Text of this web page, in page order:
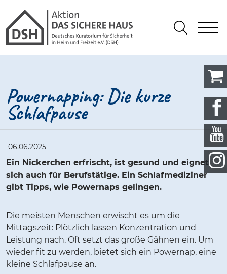
Gathmann Michaelis und
Suchen
Powernapping: Die kurze
Schlafpause
06.06.2025
Ein Nickerchen erfrischt, ist gesund und eignet
sich auch für Berufstätige. Ein Schlafmediziner
gibt Tipps, wie Powernaps gelingen.
Die meisten Menschen erwischt es um die
Mittagszeit: Plötzlich lassen Konzentration und
Leistung nach. Oft setzt das große Gähnen ein. Um
wieder fit zu werden, bietet sich ein Powernap, eine
kleine Schlafpause an.